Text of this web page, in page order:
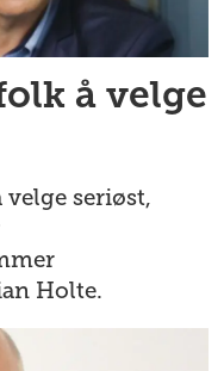
å velge
seriøst,
Holte.